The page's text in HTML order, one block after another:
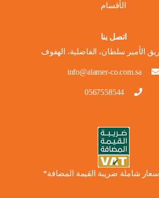
الأقسام
اتصل بنا
الأمير سلطان، الفاضلية، الهفوف
info@alamer-co.com.sa
0567558544
شاملة ضريبة القيمة المضافة*